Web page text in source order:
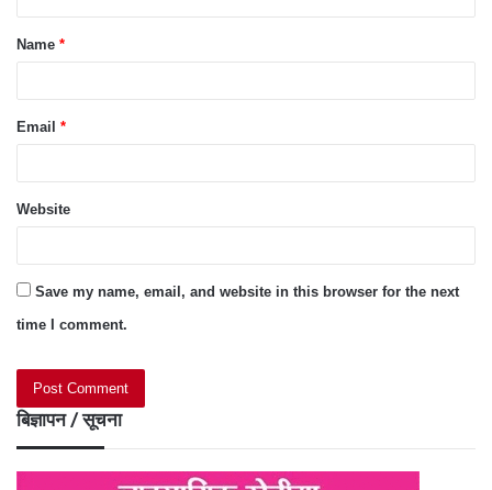
t
*Name *
Email *
Website
Save my name, email, and website in this browser for the next
time I comment.
बिज्ञापन / सूचना